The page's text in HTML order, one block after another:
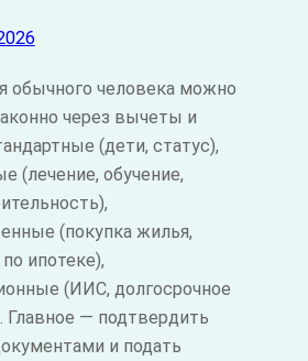
обычного человека можно
через вычеты и
(дети, статус),
(лечение, обучение,
(покупка жилья,
ипотеке),
(ИИС, долгосрочное
Главное — подтвердить
и подать